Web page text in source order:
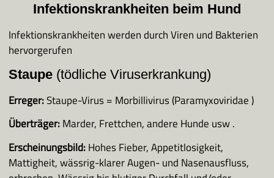
Tierheim Sigmaringen
Nestle Bad Saulgau
Häufig gestellte Fragen
Wissenswertes
Hunde
Infektionskrankheiten beim Hund
Infektionskrankheiten werden durch Viren und Bakterien
hervorgerufen
Staupe (tödliche Viruserkrankung)
Erreger:Staupe-Virus = Morbillivirus (Paramyxoviridae )
Überträger:Marder, Frettchen, andere Hunde usw .
Erscheinungsbild:Hohes Fieber, Appetitlosigkeit,
Mattigheit, wässrig-klarer Augen- und Nasenausfluss,